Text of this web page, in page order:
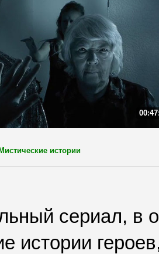
истории
сериал, в
истории